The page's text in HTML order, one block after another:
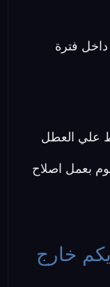
داخل فترة
علي العطل
بعمل اصلاح
خارج